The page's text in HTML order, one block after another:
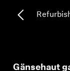
Gänsehaut